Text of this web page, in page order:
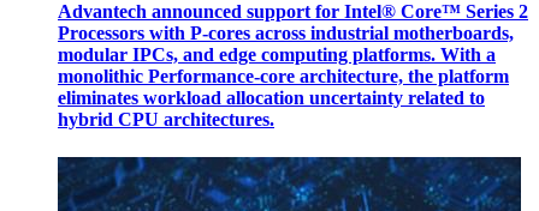
Advantech announced support for Intel® Core™ Series 2
Processors with P-cores across industrial motherboards,
modular IPCs, and edge computing platforms. With a
monolithic Performance-core architecture, the platform
eliminates workload allocation uncertainty related to
hybrid CPU architectures.